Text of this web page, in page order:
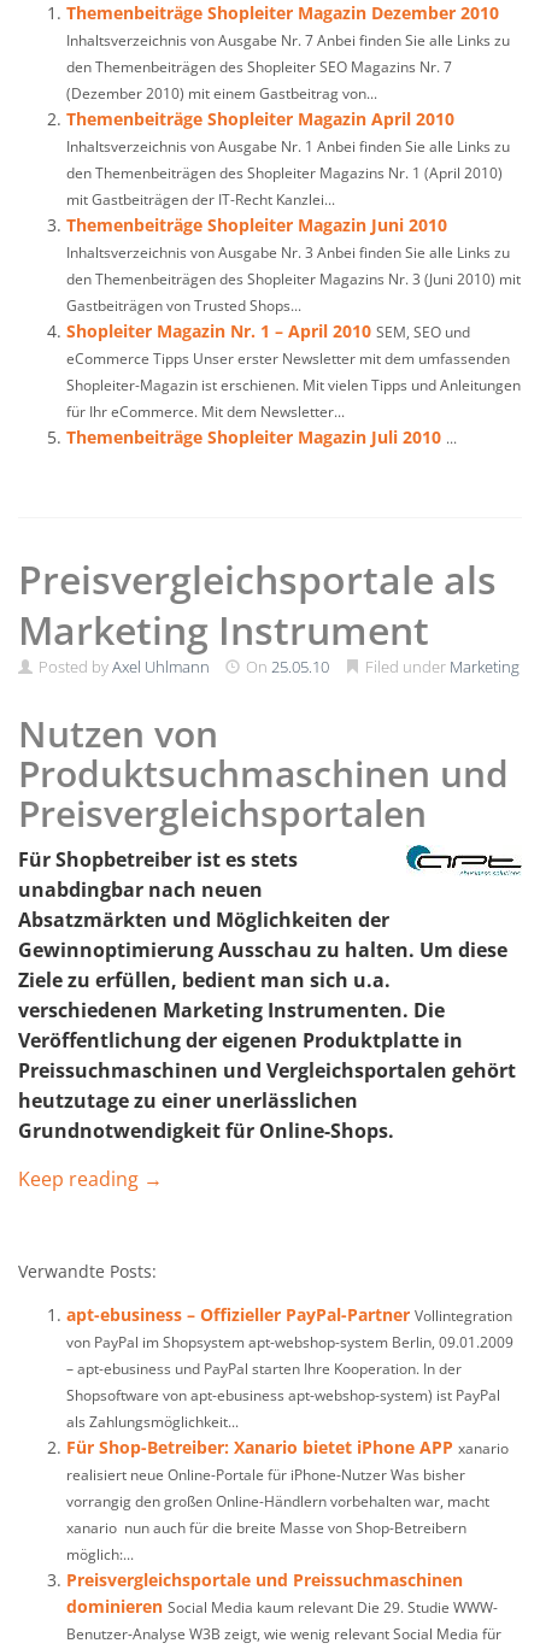
Themenbeiträge Shopleiter Magazin Dezember 2010
Inhaltsverzeichnis von Ausgabe Nr. 7 Anbei finden Sie alle Links zu
den Themenbeiträgen des Shopleiter SEO Magazins Nr. 7
(Dezember 2010) mit einem Gastbeitrag von...
Themenbeiträge Shopleiter Magazin April 2010
Inhaltsverzeichnis von Ausgabe Nr. 1 Anbei finden Sie alle Links zu
den Themenbeiträgen des Shopleiter Magazins Nr. 1 (April 2010)
mit Gastbeiträgen der IT-Recht Kanzlei...
Themenbeiträge Shopleiter Magazin Juni 2010
Inhaltsverzeichnis von Ausgabe Nr. 3 Anbei finden Sie alle Links zu
den Themenbeiträgen des Shopleiter Magazins Nr. 3 (Juni 2010) mit
Gastbeiträgen von Trusted Shops...
Shopleiter Magazin Nr. 1 – April 2010 SEM, SEO und
eCommerce Tipps Unser erster Newsletter mit dem umfassenden
Shopleiter-Magazin ist erschienen. Mit vielen Tipps und Anleitungen
für Ihr eCommerce. Mit dem Newsletter...
Themenbeiträge Shopleiter Magazin Juli 2010 ...
Preisvergleichsportale als
Marketing Instrument
Posted byAxel Uhlmann On 25.05.10 Filed under Marketing
Nutzen von
Produktsuchmaschinen und
Preisvergleichsportalen
Für Shopbetreiber ist es stets
unabdingbar nach neuen
Absatzmärkten und Möglichkeiten der
Gewinnoptimierung Ausschau zu halten. Um diese
Ziele zu erfüllen, bedient man sich u.a.
verschiedenen Marketing Instrumenten. Die
Veröffentlichung der eigenen Produktplatte in
Preissuchmaschinen und Vergleichsportalen gehört
heutzutage zu einer unerlässlichen
Grundnotwendigkeit für Online-Shops.
Keep reading →
Verwandte Posts:
apt-ebusiness – Offizieller PayPal-Partner Vollintegration
von PayPal im Shopsystem apt-webshop-system Berlin, 09.01.2009
– apt-ebusiness und PayPal starten Ihre Kooperation. In der
Shopsoftware von apt-ebusiness apt-webshop-system) ist PayPal
als Zahlungsmöglichkeit...
Für Shop-Betreiber: Xanario bietet iPhone APP xanario
realisiert neue Online-Portale für iPhone-Nutzer Was bisher
vorrangig den großen Online-Händlern vorbehalten war, macht
xanario nun auch für die breite Masse von Shop-Betreibern
möglich:...
Preisvergleichsportale und Preissuchmaschinen
dominieren Social Media kaum relevant Die 29. Studie WWW-
Benutzer-Analyse W3B zeigt, wie wenig relevant Social Media für